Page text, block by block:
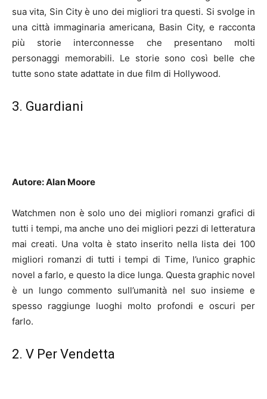
sua vita, Sin City è uno dei migliori tra questi. Si svolge in
una città immaginaria americana, Basin City, e racconta
più storie interconnesse che presentano molti
personaggi memorabili. Le storie sono così belle che
tutte sono state adattate in due film di Hollywood.
3. Guardiani
Autore: Alan Moore
Watchmen non è solo uno dei migliori romanzi grafici di
tutti i tempi, ma anche uno dei migliori pezzi di letteratura
mai creati. Una volta è stato inserito nella lista dei 100
migliori romanzi di tutti i tempi di Time, l’unico graphic
novel a farlo, e questo la dice lunga. Questa graphic novel
è un lungo commento sull’umanità nel suo insieme e
spesso raggiunge luoghi molto profondi e oscuri per
farlo.
2. V Per Vendetta